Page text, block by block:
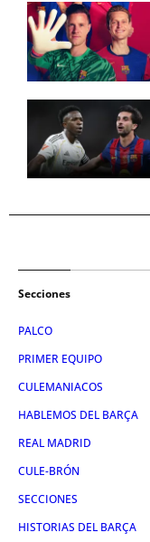
Secciones
PALCO
PRIMER EQUIPO
CULEMANIACOS
HABLEMOS DEL BARÇA
REAL MADRID
CULE-BRÓN
SECCIONES
HISTORIAS DEL BARÇA